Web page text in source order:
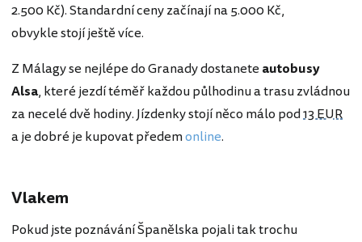
2.500 Kč). Standardní ceny začínají na 5.000 Kč,
obvykle stojí ještě více.
Z Málagy se nejlépe do Granady dostanete autobusy
Alsa, které jezdí téměř každou půlhodinu a trasu zvládnou
za necelé dvě hodiny. Jízdenky stojí něco málo pod13 EUR
a je dobré je kupovat předemonline.
Vlakem
Pokud jste poznávání Španělska pojali tak trochu